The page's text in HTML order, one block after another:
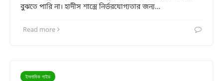
বুঝতে পারি না। হাদীস শাস্ত্রে নির্ভরযোগ্যতার জন্য…
Read more
ইসলামিক গাইড